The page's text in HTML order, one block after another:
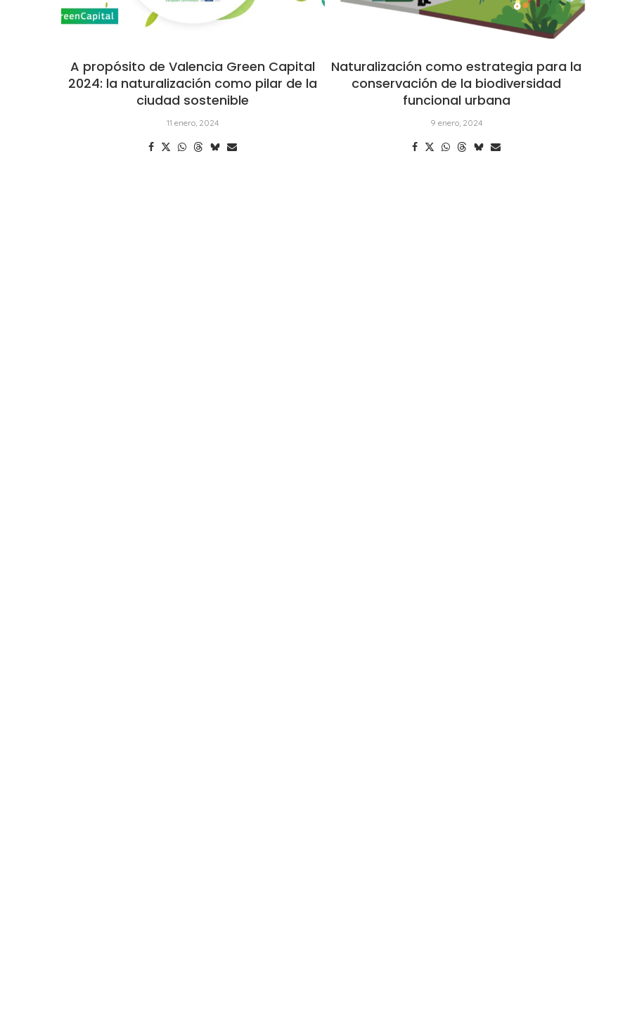
A propósito de Valencia Green Capital
2024: la naturalización como pilar de la
ciudad sostenible
11 enero, 2024
Naturalización como estrategia para la
conservación de la biodiversidad
funcional urbana
9 enero, 2024